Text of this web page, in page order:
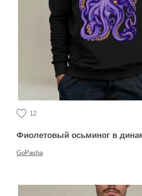
12
Фиолетовый осьминог в
GoPasha